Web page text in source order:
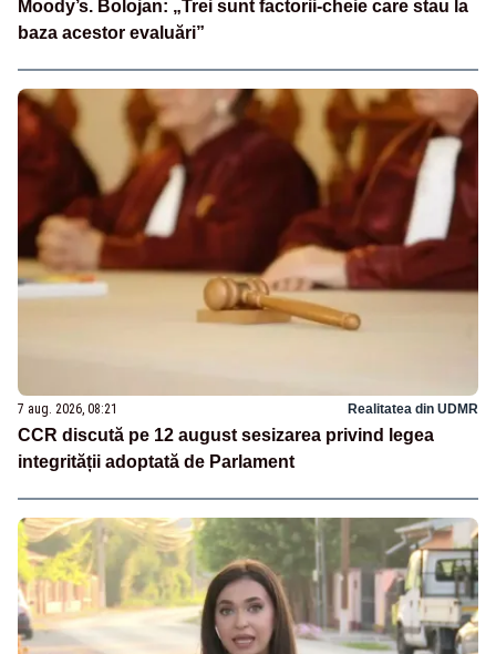
Moody’s. Bolojan: „Trei sunt factorii-cheie care stau la
baza acestor evaluări”
7 aug. 2026, 08:21 Realitatea din UDMR
CCR discută pe 12 august sesizarea privind legea
integrității adoptată de Parlament